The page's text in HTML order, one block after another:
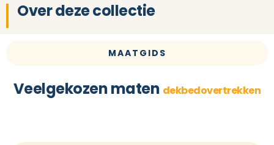
Over deze collectie
MAATGIDS
Veelgekozen maten dekbedovertrekken